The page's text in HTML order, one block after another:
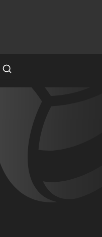
Spielersuche